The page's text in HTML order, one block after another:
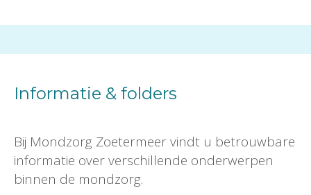
Informatie & folders
Bij Mondzorg Zoetermeer vindt u betrouwbare
informatie over verschillende onderwerpen
binnen de mondzorg.